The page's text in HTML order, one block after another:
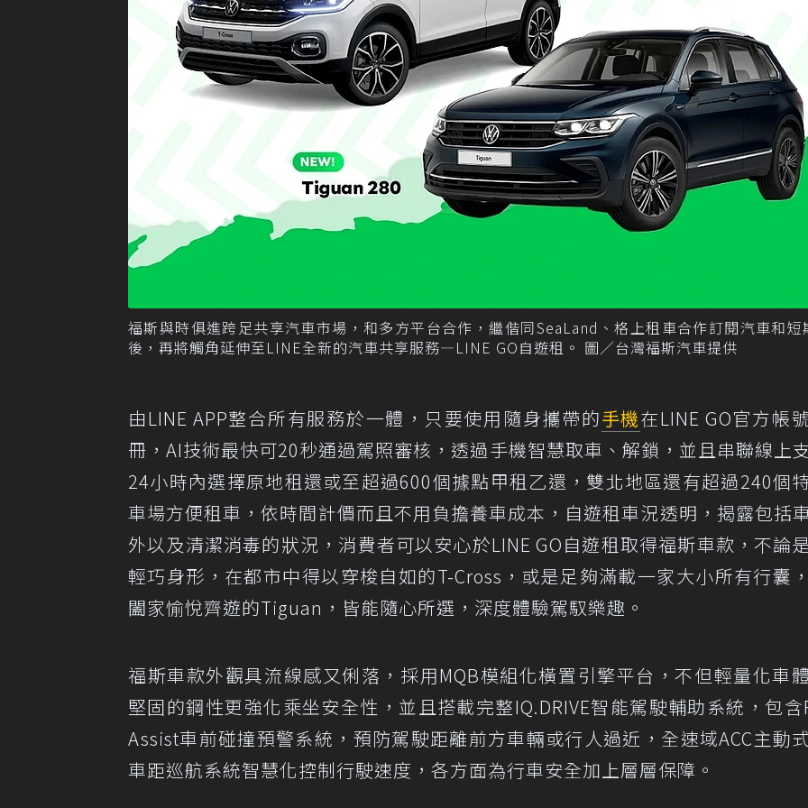
福斯與時俱進跨足共享汽車市場，和多方平台合作，繼偕同SeaLand、格上租車合作訂閱汽車和短
後，再將觸角延伸至LINE全新的汽車共享服務—LINE GO自遊租。 圖／台灣福斯汽車提供
由LINE APP整合所有服務於一體，只要使用隨身攜帶的手機在LINE GO官方帳
冊，AI技術最快可20秒通過駕照審核，透過手機智慧取車、解鎖，並且串聯線上
24小時內選擇原地租還或至超過600個據點甲租乙還，雙北地區還有超過240個
車場方便租車，依時間計價而且不用負擔養車成本，自遊租車況透明，揭露包括
外以及清潔消毒的狀況，消費者可以安心於LINE GO自遊租取得福斯車款，不論
輕巧身形，在都市中得以穿梭自如的T-Cross，或是足夠滿載一家大小所有行囊
闔家愉悅齊遊的Tiguan，皆能隨心所選，深度體驗駕馭樂趣。
福斯車款外觀具流線感又俐落，採用MQB模組化橫置引擎平台，不但輕量化車
堅固的鋼性更強化乘坐安全性，並且搭載完整IQ.DRIVE智能駕駛輔助系統，包
Assist車前碰撞預警系統，預防駕駛距離前方車輛或行人過近，全速域ACC主動
車距巡航系統智慧化控制行駛速度，各方面為行車安全加上層層保障。